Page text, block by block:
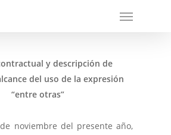
y descripción de
del uso de la expresión
“entre otras”
noviembre del presente año,